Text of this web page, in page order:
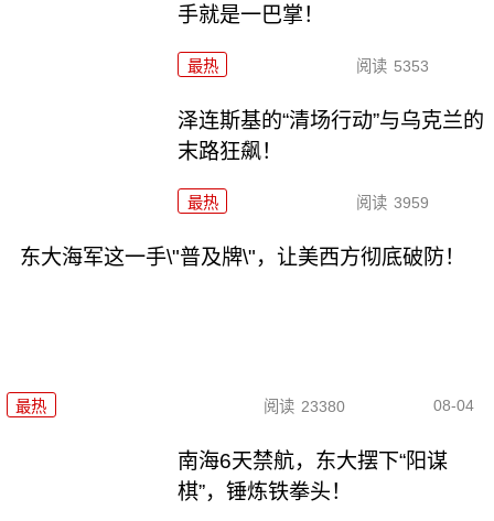
手就是一巴掌！
最热 阅读 5353
泽连斯基的“清场行动”与乌克兰的
末路狂飙！
最热 阅读 3959
东大海军这一手\"普及牌\"，让美西方彻底破防！
最热 阅读 23380 08-04
南海6天禁航，东大摆下“阳谋
棋”，锤炼铁拳头！